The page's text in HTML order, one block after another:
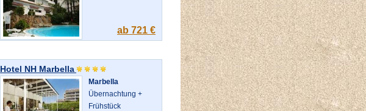
ab 721 €
Hotel NH Marbella
Marbella
Übernachtung +
Frühstück